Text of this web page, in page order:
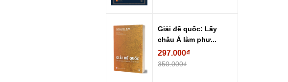
Giải đế quốc: Lấy
châu Á làm phư...
297.000₫
350.000₫